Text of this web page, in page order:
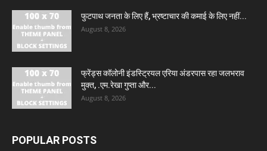
फुटपाथ जनता के लिए हैं, भ्रष्टाचार की कमाई के लिए नहीं...
August 8, 2026
फ्रेंड्स कॉलोनी इंडस्ट्रियल एरिया अंडरपास रहा जलभराव
मुक्त, .एम.रेखा गुप्ता और...
August 8, 2026
POPULAR POSTS